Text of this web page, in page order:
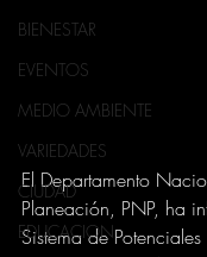
BIENESTAR
EVENTOS
MEDIO AMBIENTE
VARIEDADES
CIUDAD
EDUCACION
El Departamento
Planeación, PNP, ha
Sistema de